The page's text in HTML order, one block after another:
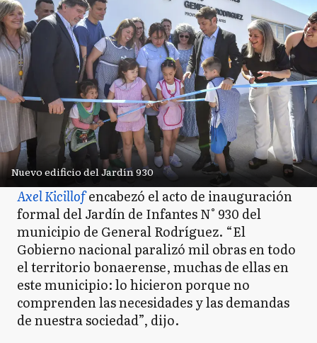
Nuevo edificio del Jardín 930
Axel Kicillofencabezó el acto de inauguración
formal del Jardín de Infantes N° 930 del
municipio de General Rodríguez. “El
Gobierno nacional paralizó mil obras en todo
el territorio bonaerense, muchas de ellas en
este municipio: lo hicieron porque no
comprenden las necesidades y las demandas
de nuestra sociedad”, dijo.